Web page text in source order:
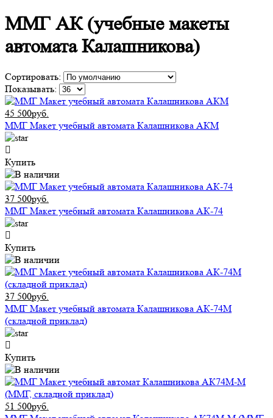
ММГ АК (учебные макеты
автомата Калашникова)
Сортировать:
Показывать:
45 500руб.
ММГ Макет учебный автомата Калашникова АКМ
Купить
37 500руб.
ММГ Макет учебный автомата Калашникова АК-74
Купить
37 500руб.
ММГ Макет учебный автомата Калашникова АК-74М
(складной приклад)
Купить
51 500руб.